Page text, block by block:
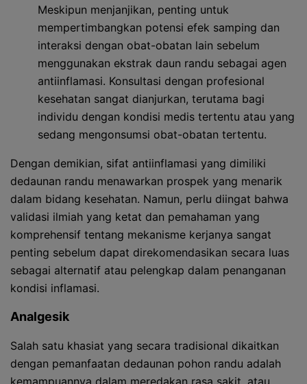
Meskipun menjanjikan, penting untuk
mempertimbangkan potensi efek samping dan
interaksi dengan obat-obatan lain sebelum
menggunakan ekstrak daun randu sebagai agen
antiinflamasi. Konsultasi dengan profesional
kesehatan sangat dianjurkan, terutama bagi
individu dengan kondisi medis tertentu atau yang
sedang mengonsumsi obat-obatan tertentu.
Dengan demikian, sifat antiinflamasi yang dimiliki
dedaunan randu menawarkan prospek yang menarik
dalam bidang kesehatan. Namun, perlu diingat bahwa
validasi ilmiah yang ketat dan pemahaman yang
komprehensif tentang mekanisme kerjanya sangat
penting sebelum dapat direkomendasikan secara luas
sebagai alternatif atau pelengkap dalam penanganan
kondisi inflamasi.
Analgesik
Salah satu khasiat yang secara tradisional dikaitkan
dengan pemanfaatan dedaunan pohon randu adalah
kemampuannya dalam meredakan rasa sakit, atau